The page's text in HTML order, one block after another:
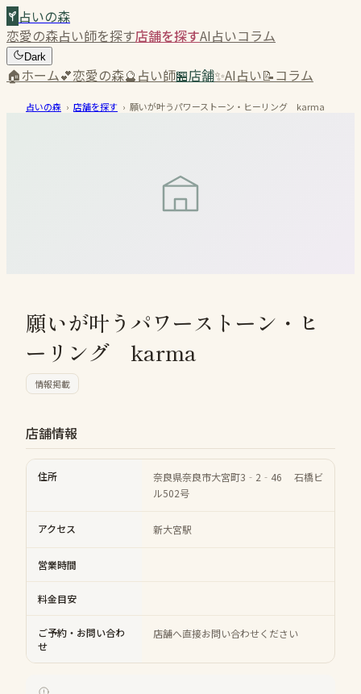
占いの森
恋愛の森占い師を探す店舗を探すAI占いコラム
Dark
🏠ホーム💕恋愛の森🔮占い師🏪店舗✨AI占い📝コラム
占いの森 › 店舗を探す › 願いが叶うパワーストーン・ヒーリング karma
願いが叶うパワーストーン・ヒ
ーリング karma
情報掲載
店舗情報
住所
奈良県奈良市大宮町3‐2‐46 石橋ビ
ル502号
アクセス 新大宮駅
営業時間
料金目安
ご予約・お問い合わ
せ
店舗へ直接お問い合わせください